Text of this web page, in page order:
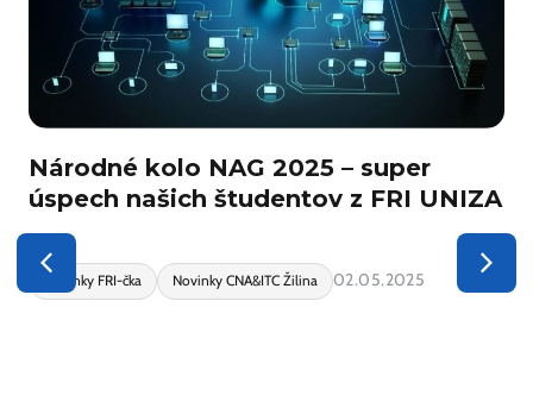
Národné kolo NAG 2025 – super
úspech našich študentov z FRI UNIZA
Novinky FRI-čka Novinky CNA&ITC Žilina 02.05.2025